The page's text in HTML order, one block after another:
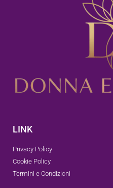
LINK
Privacy Policy
Cookie Policy
Termini e Condizioni